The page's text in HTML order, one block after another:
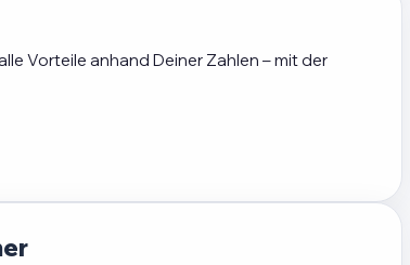
Vorteile anhand Deiner Zahlen – mit der